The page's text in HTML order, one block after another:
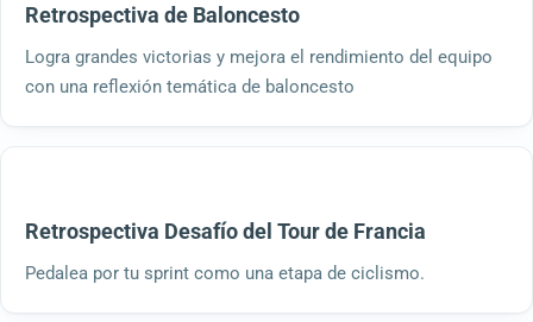
Retrospectiva de Baloncesto
Logra grandes victorias y mejora el rendimiento del equipo
con una reflexión temática de baloncesto
Retrospectiva Desafío del Tour de Francia
Pedalea por tu sprint como una etapa de ciclismo.